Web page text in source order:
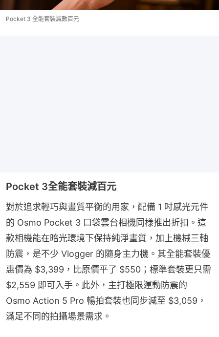
Pocket 3 全能套裝減數百元
Pocket 3全能套裝減百元
對於追求輕巧與畫質平衡的用家，配備 1 吋感光元件
的 Osmo Pocket 3 口袋雲台相機同樣推出折扣。這
款相機能在暗光環境下保持純淨畫質，加上機械三軸
防震，是不少 Vlogger 的隨身主力機。其全能套裝優
惠價為 $3,399，比原價平了 $550；標準套裝更只需
$2,559 即可入手。此外，主打極限運動防震的
Osmo Action 5 Pro 暢拍套裝也同步減至 $3,059，
滿足不同的拍攝場景需求。